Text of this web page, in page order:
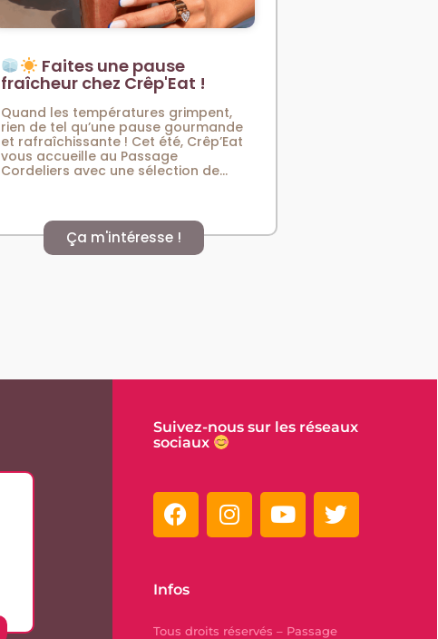
Faites une pause
fraîcheur chez Crêp'Eat !
Quand les températures grimpent,
rien de tel qu’une pause gourmande
et rafraîchissante ! Cet été, Crêp’Eat
vous accueille au Passage
Cordeliers avec une sélection de...
Ça m'intéresse !
Suivez-nous sur les réseaux
sociaux
Infos
Tous droits réservés – Passage